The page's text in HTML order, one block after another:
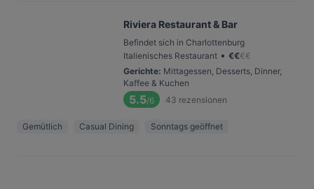
Riviera Restaurant & Bar
Befindet sich in Charlottenburg
Italienisches Restaurant • €€€€
Gerichte: Mittagessen, Desserts, Dinner,
Kaffee & Kuchen
5.5/6 43 rezensionen
Gemütlich Casual Dining Sonntags geöffnet